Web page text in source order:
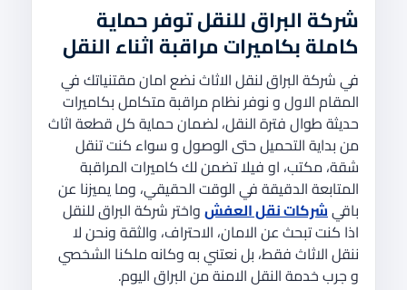
شركة البراق للنقلتوفرحماية
كاملة بكاميرات مراقبة اثناء النقل
في شركة البراق لنقل الاثاث نضع امان مقتنياتك في
المقام الاول و نوفر نظام مراقبة متكامل بكاميرات
حديثة طوال فترة النقل، لضمان حماية كل قطعة اثاث
من بداية التحميل حتى الوصول و سواء كنت تنقل
شقة، مكتب، او فيلا تضمن لك كاميرات المراقبة
المتابعة الدقيقة في الوقت الحقيقي، وما يميزنا عن
باقيشركات نقل العفشواختر شركة البراق للنقل
اذا كنت تبحث عن الامان، الاحتراف، والثقة ونحن لا
ننقل الاثاث فقط، بل نعتني به وكانه ملكنا الشخصي
و جرب خدمة النقل الامنة من البراق اليوم.